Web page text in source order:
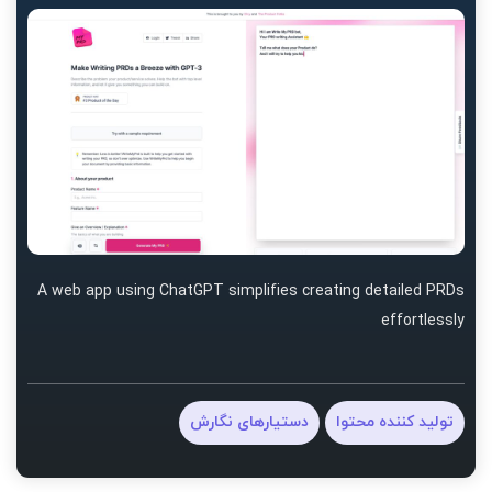
A web app using ChatGPT simplifies creating detailed PRDs
effortlessly
تولید کننده محتوا دستیارهای نگارش